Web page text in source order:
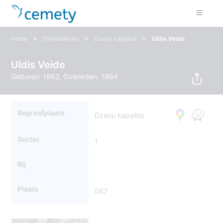
Home > Overledenen > Dzeņu kapsēta > Uldis Veide
Uldis Veide
Geboren: 1962, Overleden: 1994
Begraafplaats Dzeņu kapsēta
Sector 1
Rij
Plaats 087